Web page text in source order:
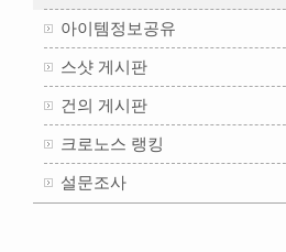
아이템정보공유
스샷 게시판
건의 게시판
크로노스 랭킹
설문조사